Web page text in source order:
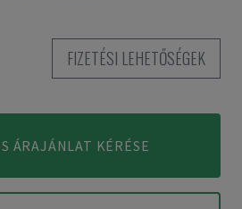
FIZETÉSI LEHETŐSÉGEK
ÁRAJÁNLAT KÉRÉSE